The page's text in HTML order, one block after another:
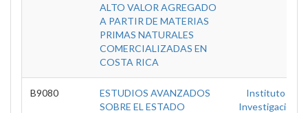
ALTO VALOR AGREGADO
A PARTIR DE MATERIAS
PRIMAS NATURALES
COMERCIALIZADAS EN
COSTA RICA
B9080
ESTUDIOS AVANZADOS
SOBRE EL ESTADO
Instituto De
Investigaciones